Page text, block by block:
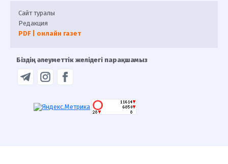
Сайт туралы
Редакция
PDF | онлайн газет
Біздің әлеуметтік желідегі парақшамыз